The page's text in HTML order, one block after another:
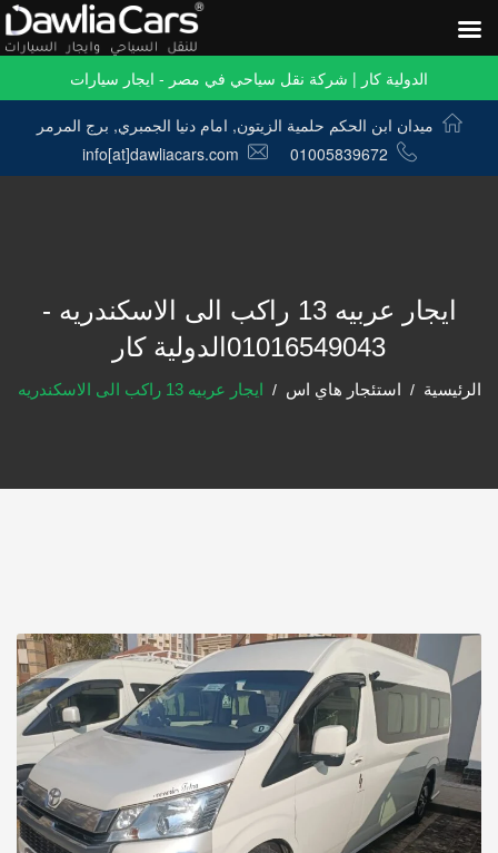
الدولية كار | شركة نقل سياحي في مصر - ايجار سيارات
ميدان ابن الحكم حلمية الزيتون, امام دنيا الجمبري, برج المرمر
01005839672
info[at]dawliacars.com
ايجار عربيه 13 راكب الى الاسكندريه -
01016549043الدولية كار
الرئيسية استئجار هاي اس ايجار عربيه 13 راكب الى الاسكندريه